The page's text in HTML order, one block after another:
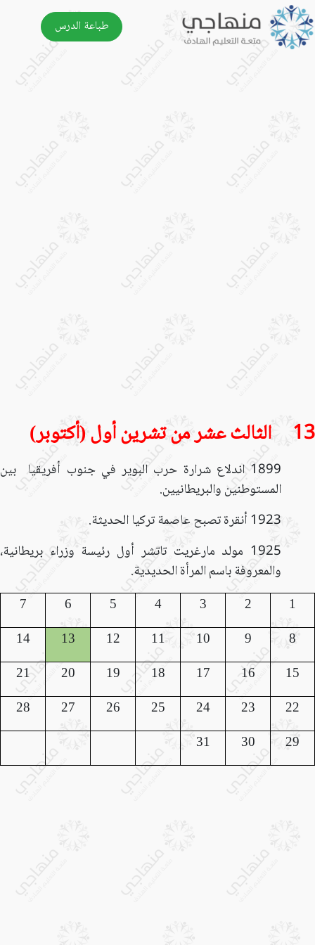
طباعة الدرس
13 الثالث عشر من تشرين أول (أكتوبر)
1899 اندلاع شرارة حرب البوير في جنوب أفريقيا بين
المستوطنين والبريطانيين.
1923 أنقرة تصبح عاصمة تركيا الحديثة.
1925 مولد مارغريت تاتشر أول رئيسة وزراء بريطانية،
والمعروفة باسم المرأة الحديدية.
1
2
3
4
5
6
7
8
9
10
11
12
13
14
15
16
17
18
19
20
21
22
23
24
25
26
27
28
29
30
31